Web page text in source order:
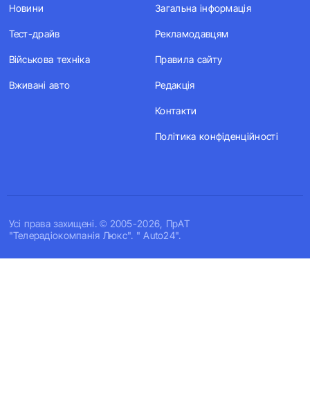
Усi права захищенi. © 2005-2026, ПрАТ
"Телерадіокомпанія Люкс". " Auto24".
Новини
Тест-драйв
Військова техніка
Вживані авто
Загальна інформація
Рекламодавцям
Правила сайту
Редакція
Контакти
Політика конфіденційності